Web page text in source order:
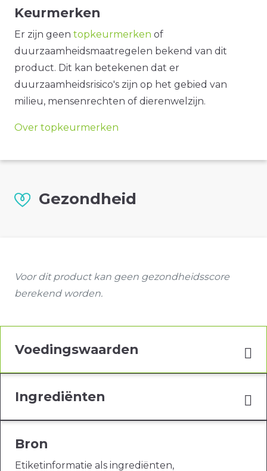
Keurmerken
Er zijn geen topkeurmerken of
duurzaamheidsmaatregelen bekend van dit
product. Dit kan betekenen dat er
duurzaamheidsrisico's zijn op het gebied van
milieu, mensenrechten of dierenwelzijn.
Over topkeurmerken
Gezondheid
Voor dit product kan geen gezondheidsscore
berekend worden.
Voedingswaarden
Ingrediënten
Bron
Etiketinformatie als ingrediënten,